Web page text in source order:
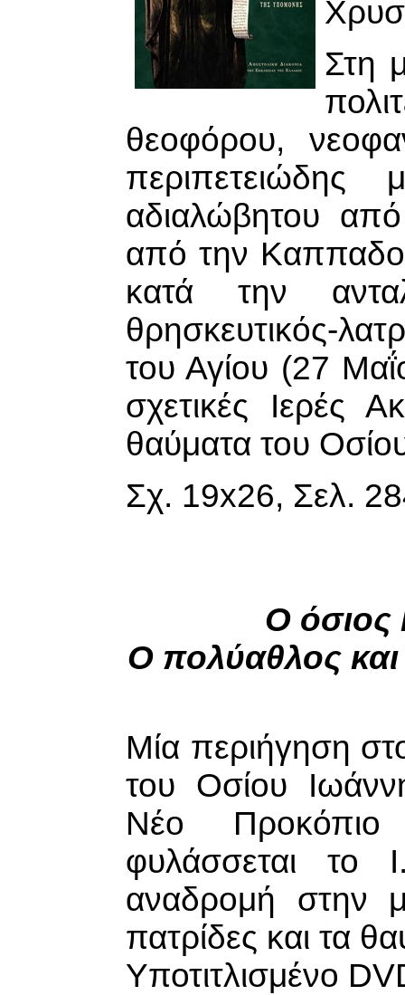
Στη
θεοφόρου,
αδιαλώβητου
από την
κατά την
θρησκευτικός-
του Αγίου (27
σχετικές Ιερές
θαύματα του
Σχ. 19x26, Σελ.
Ο
Ο πολύαθλος
Μία περιήγηση
του Οσίου
Νέο
φυλάσσεται το
αναδρομή στην
πατρίδες και τα
Υποτιτλισμένο